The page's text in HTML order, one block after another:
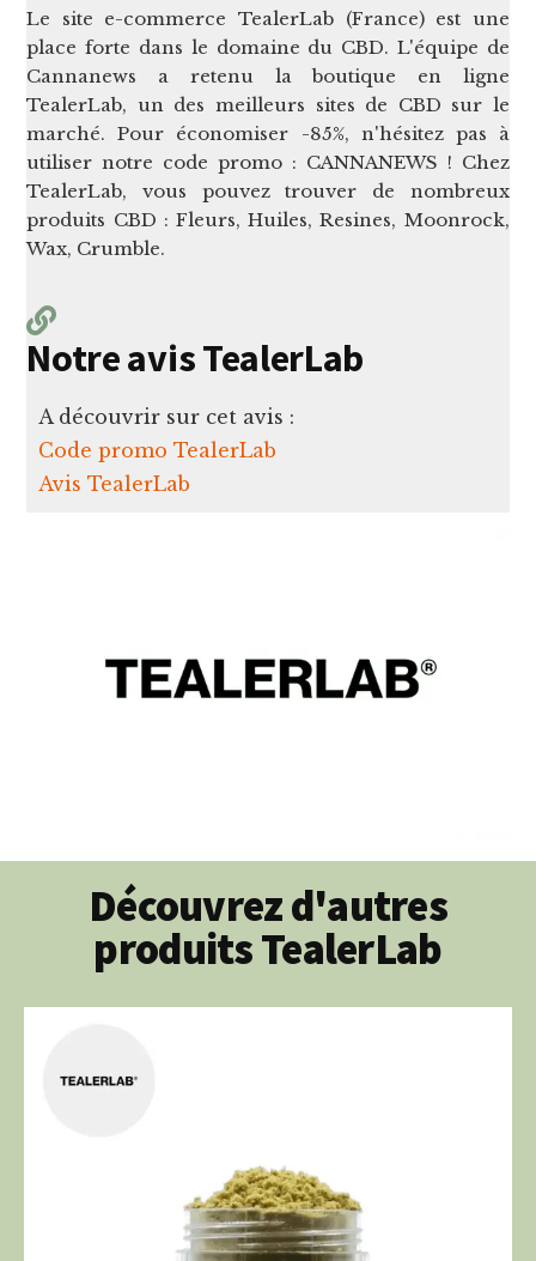
Le site e-commerce TealerLab (France) est une
place forte dans le domaine du CBD. L'équipe de
Cannanews a retenu la boutique en ligne
TealerLab, un des meilleurs sites de CBD sur le
marché. Pour économiser -85%, n'hésitez pas à
utiliser notre code promo : CANNANEWS ! Chez
TealerLab, vous pouvez trouver de nombreux
produits CBD : Fleurs, Huiles, Resines, Moonrock,
Wax, Crumble.
Notre avis TealerLab
A découvrir sur cet avis :
Code promo TealerLab
Avis TealerLab
Découvrez d'autres
produits TealerLab